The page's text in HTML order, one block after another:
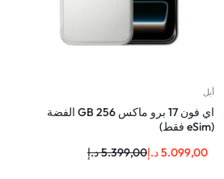
أبل
اي فون 17 برو ماكس 256 GB الفضة
(eSim فقط)
5.399,00د.إ 5.099,00د.إ